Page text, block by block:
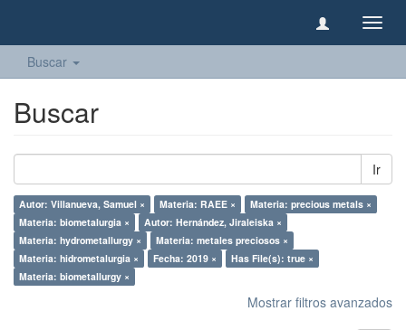
Buscar
Buscar
Ir
Autor: Villanueva, Samuel × Materia: RAEE ×
Materia: precious metals ×
Materia: biometalurgia ×
Autor: Hernández, Jiraleiska ×
Materia: hydrometallurgy ×
Materia: metales preciosos ×
Materia: hidrometalurgia ×
Fecha: 2019 ×
Has File(s): true ×
Materia: biometallurgy ×
Mostrar filtros avanzados